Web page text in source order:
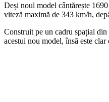
Deși noul model cântărește
viteză maximă de 343 km/h,
Construit pe un cadru spațial
acestui nou model, însă este